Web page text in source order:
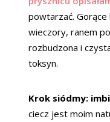
powtarzać.
wieczory, ranem
rozbudzona i
toksyn.
Krok siódmy:
ciecz jest moim